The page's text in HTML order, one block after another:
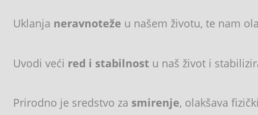
Uklanja neravnoteže u našem životu, te nam
Uvodi veći red i stabilnost u naš život i
Prirodno je sredstvo za smirenje, olakšava